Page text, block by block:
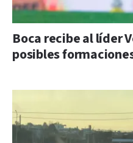
Boca recibe al líder
posibles